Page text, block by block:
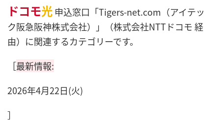
ドコモ光 申込窓口「Tigers-net.com（アイテッ
ク阪急阪神株式会社）」（株式会社NTTドコモ 経
由）に関連するカテゴリーです。
［最新情報:
2026年4月22日(火)
］